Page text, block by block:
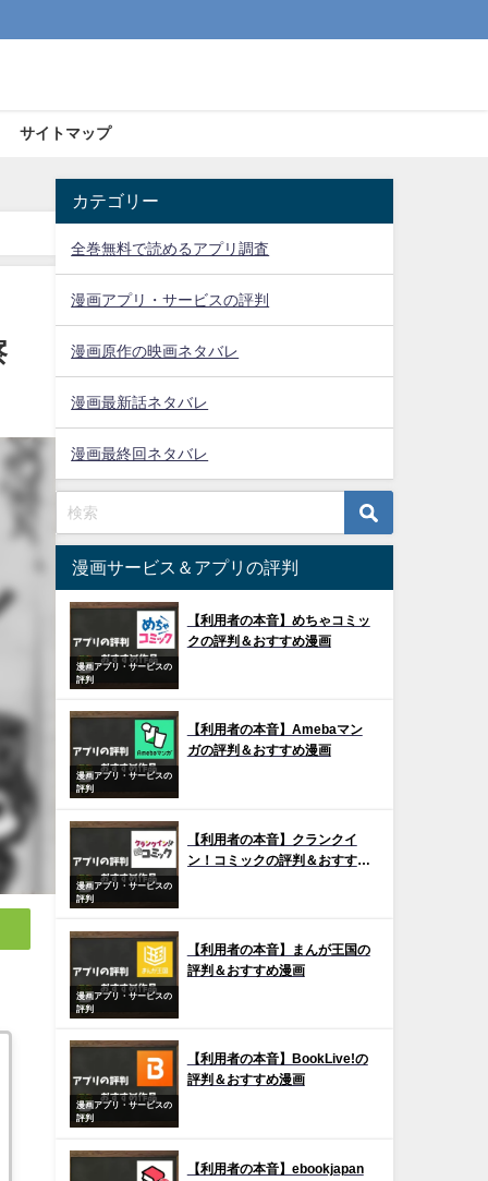
サイトマップ
カテゴリー
全巻無料で読めるアプリ調査
漫画アプリ・サービスの評判
漫画原作の映画ネタバレ
漫画最新話ネタバレ
漫画最終回ネタバレ
漫画サービス＆アプリの評判
漫画アプリ・サービスの
評判
【利用者の本音】めちゃコミッ
クの評判＆おすすめ漫画
漫画アプリ・サービスの
評判
【利用者の本音】Amebaマン
ガの評判＆おすすめ漫画
漫画アプリ・サービスの
評判
【利用者の本音】クランクイ
ン！コミックの評判＆おすすめ
漫画アプリ・サービスの
評判
【利用者の本音】まんが王国の
評判＆おすすめ漫画
漫画アプリ・サービスの
評判
【利用者の本音】BookLive!の
評判＆おすすめ漫画
【利用者の本音】ebookjapan